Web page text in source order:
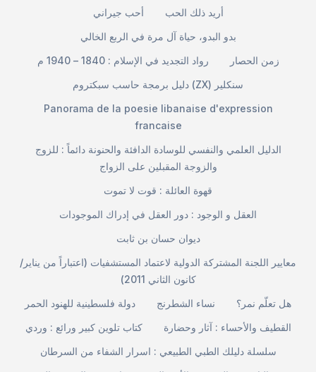
أحب جيراني
أريد ذلك الحب
بدو البدو، حياة آل مرة في الربع الخالي
رواد التجديد في الإسلام : 1840 – 1940 م
زمن الحصار
دليل برمجة حاسب سبكتروم (ZX) سنكلير
Panorama de la poesie libanaise d'expression
francaise
الدليل العلمي والنفسي للوسادة الدافئة والحنونة دائماً : للزوج
والزوجة المقبلين على الزواج
قهوة العائلة : قوت لا تموت
العقل و الوجود : دور العقل في إدراك الموجودات
ديوان حسان بن ثابت
معايير اللجنة المشتركة الدولية لاعتماد المستشفيات (اعتباراً من يناير/
كانون الثاني 2011)
دولة فلسطينية للهنود الحمر
نساء الشطرنج
هل تعلّم نمر؟
كتاب تلوين كبير ورائع : وردي
القطيف والأحساء : آثار وحضارة
سلسلة دليلك الطبي الطبيعي : اسرار الشفاء من السرطان